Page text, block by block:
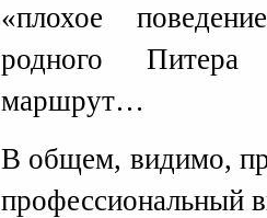
«плохое
родного
маршрут…
В общем, видимо,
профессиональный